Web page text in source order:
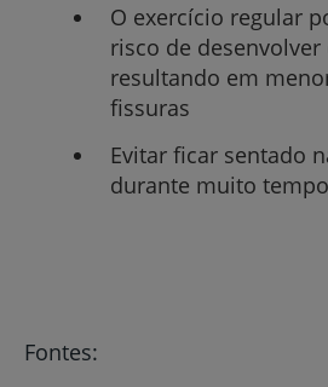
O exercício regular
risco de desenvolver
resultando em
fissuras
Evitar ficar sentado
durante muito tempo
Fontes: